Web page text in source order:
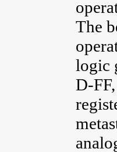
The
logic
D-